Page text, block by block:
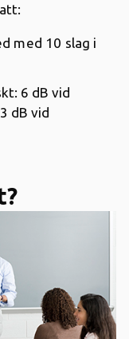
med 10 slag i
6 dB vid
dB vid